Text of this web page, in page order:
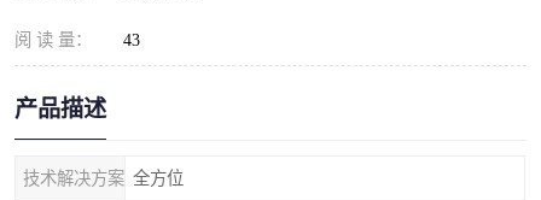
阅 读 量： 43
产品描述
技术解决方案 全方位